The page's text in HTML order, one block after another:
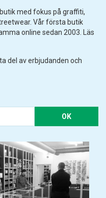
med fokus på graffiti,
Vår första butik
online sedan 2003. Läs
del av erbjudanden och
OK